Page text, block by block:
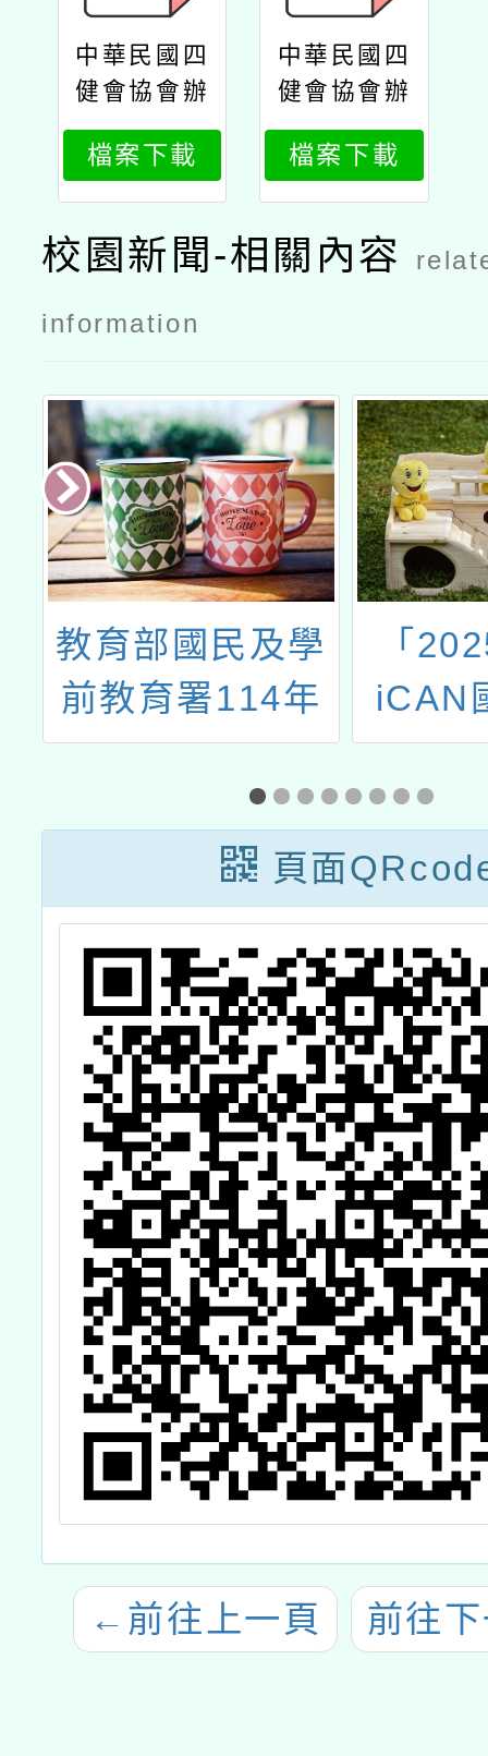
中華民國四
健會協會辦
理「115年
農田水利文
化桌遊工作
坊簡章」
檔案下載
中華民國四
健會協會辦
理「115年
農田水利文
化桌遊工作
坊簡章」公
文
檔案下載
校園新聞-相關內容
information
教育部國民及學
前教育署114年
度高級中等以下
學校臺灣手語教
學支援工作人員
第三期培訓及認
證實施計畫
「
iCAN
創
頁面
← 前往上一頁 前往